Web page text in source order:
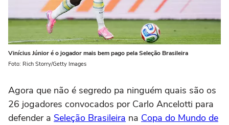
Vinícius Júnior é o jogador mais bem pago pela Seleção Brasileira
Foto: Rich Storry/Getty Images
Agora que não é segredo pa ninguém quais são os
26 jogadores convocados por Carlo Ancelotti para
defender a Seleção Brasileira na Copa do Mundo de